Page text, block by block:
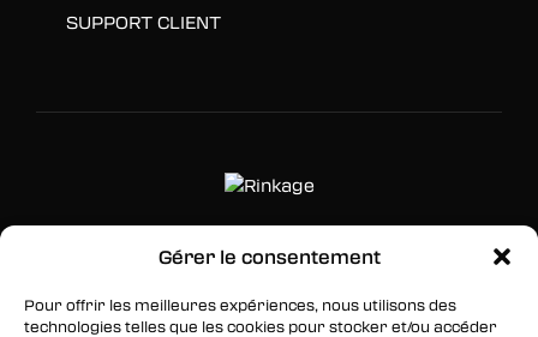
Gérer le consentement
Pour offrir les meilleures expériences, nous utilisons des
technologies telles que les cookies pour stocker et/ou accéder
SUPPORT CLIENT
SUIVEZ-NOUS
Facebook